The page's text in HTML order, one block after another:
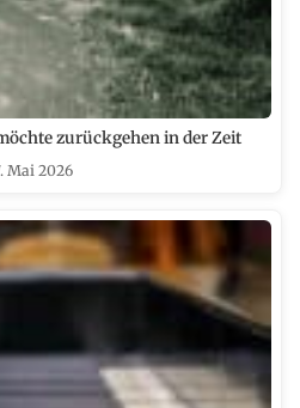
zurückgehen in der Zeit
Mai 2026